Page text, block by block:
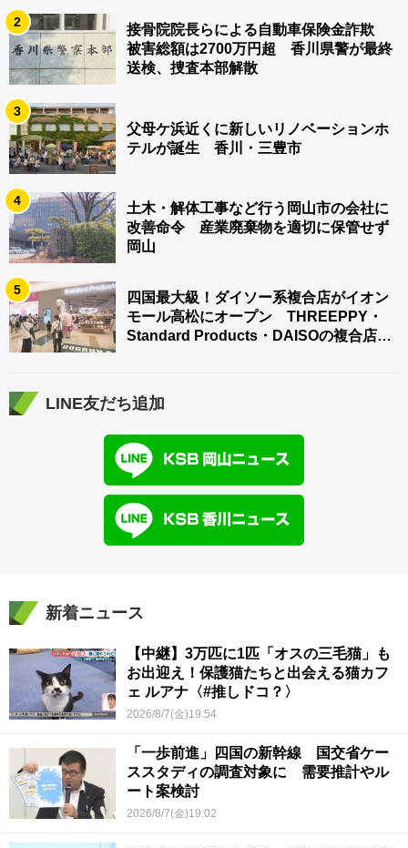
2
接骨院院長らによる自動車保険金詐欺
被害総額は2700万円超 香川県警が最終
送検、捜査本部解散
3
父母ケ浜近くに新しいリノベーションホ
テルが誕生 香川・三豊市
4
土木・解体工事など行う岡山市の会社に
改善命令 産業廃棄物を適切に保管せず
岡山
5
四国最大級！ダイソー系複合店がイオン
モール高松にオープン THREEPPY・
Standard Products・DAISOの複合店は
LINE友だち追加
新着ニュース
【中継】3万匹に1匹「オスの三毛猫」も
お出迎え！保護猫たちと出会える猫カフ
ェ ルアナ〈#推しドコ？〉
2026/8/7(金)19:54
「一歩前進」四国の新幹線 国交省ケー
ススタディの調査対象に 需要推計やル
ート案検討
2026/8/7(金)19:02